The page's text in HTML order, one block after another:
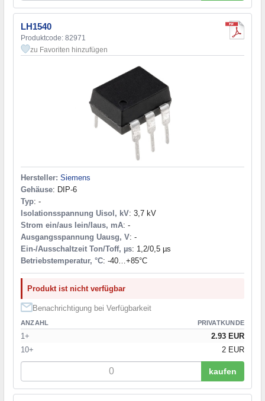
LH1540
Produktcode: 82971
zu Favoriten hinzufügen
Hersteller: Siemens
Gehäuse: DIP-6
Typ: -
Isolationsspannung Uisol, kV: 3,7 kV
Strom ein/aus Iein/Iaus, mA: -
Ausgangsspannung Uausg, V: -
Ein-/Ausschaltzeit Ton/Toff, µs: 1,2/0,5 µs
Betriebstemperatur, °C: -40…+85°С
Produkt ist nicht verfügbar
Benachrichtigung bei Verfügbarkeit
ANZAHL PRIVATKUNDE
1+
2.93 EUR
10+
2 EUR
kaufen